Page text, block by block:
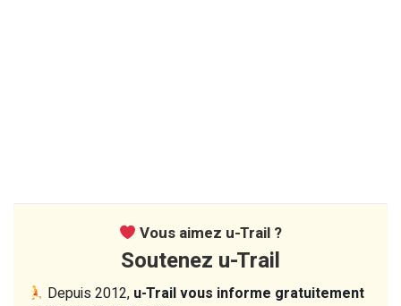
Vous aimez u-Trail ?
Soutenez u-Trail
Depuis 2012, u-Trail vous informe gratuitement